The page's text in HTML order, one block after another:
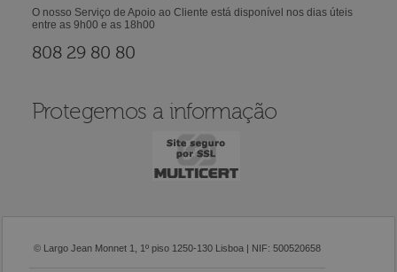
O nosso Serviço de Apoio ao Cliente está disponível nos dias úteis
entre as 9h00 e as 18h00
808 29 80 80
Protegemos a informação
© Largo Jean Monnet 1, 1º piso 1250-130 Lisboa | NIF: 500520658